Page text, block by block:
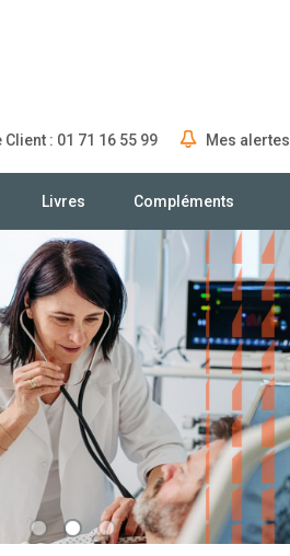
: 01 71 16 55 99 Mes alertes
Livres Compléments